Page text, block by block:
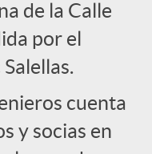
de la Calle
por el
cuenta
y socias en